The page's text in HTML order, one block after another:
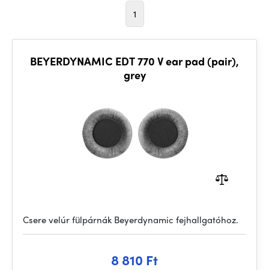
1
BEYERDYNAMIC EDT 770 V ear pad (pair),
grey
Csere velúr fülpárnák Beyerdynamic fejhallgatóhoz.
8 810 Ft